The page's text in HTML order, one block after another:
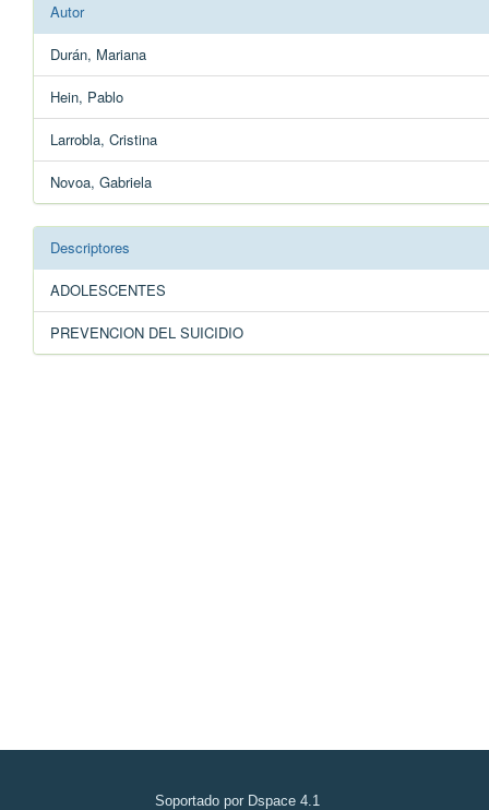
Autor
Durán, Mariana
Hein, Pablo
Larrobla, Cristina
Novoa, Gabriela
Descriptores
ADOLESCENTES
PREVENCION DEL SUICIDIO
Soportado por Dspace 4.1